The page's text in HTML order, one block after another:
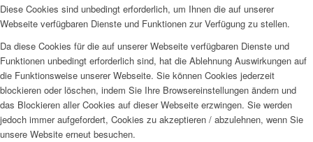
Diese Cookies sind unbedingt erforderlich, um Ihnen die auf unserer
Webseite verfügbaren Dienste und Funktionen zur Verfügung zu stellen.
Da diese Cookies für die auf unserer Webseite verfügbaren Dienste und
Funktionen unbedingt erforderlich sind, hat die Ablehnung Auswirkungen auf
die Funktionsweise unserer Webseite. Sie können Cookies jederzeit
blockieren oder löschen, indem Sie Ihre Browsereinstellungen ändern und
das Blockieren aller Cookies auf dieser Webseite erzwingen. Sie werden
jedoch immer aufgefordert, Cookies zu akzeptieren / abzulehnen, wenn Sie
unsere Website erneut besuchen.